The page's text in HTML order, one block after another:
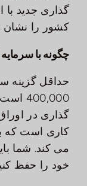
گذاری جدید
کشور را نشان
چگونه با
حداقل گزینه
گذاری در
کاری است که
می کند. شما
خود را حفظ